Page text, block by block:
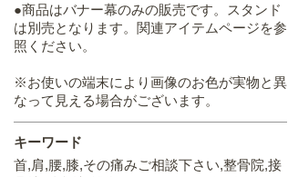
●商品はバナー幕のみの販売です。スタンド
は別売となります。関連アイテムページを参
照ください。
※お使いの端末により画像のお色が実物と異
なって見える場合がございます。
キーワード
首,肩,腰,膝,その痛みご相談下さい,整骨院,接